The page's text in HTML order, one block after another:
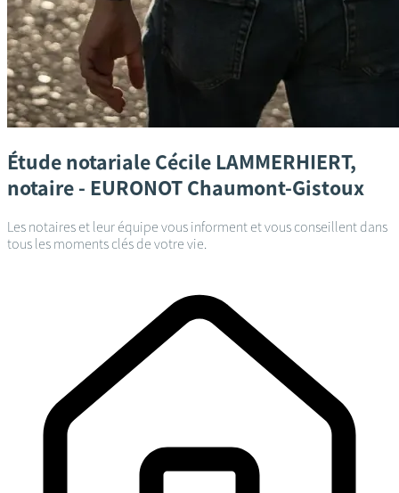
Étude notariale Cécile LAMMERHIERT,
notaire - EURONOT Chaumont-Gistoux
Les notaires et leur équipe vous informent et vous conseillent dans
tous les moments clés de votre vie.